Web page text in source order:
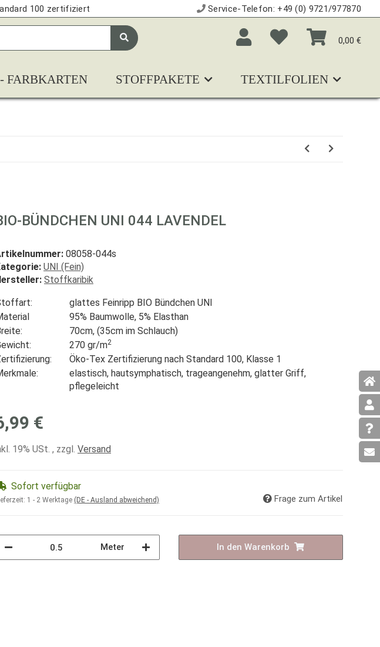
100 zertifiziert Service-Telefon: +49 (0) 9721/977870
0,00 €
FARBKARTEN STOFFPAKETE TEXTILFOLIEN
BÜNDCHEN UNI 044 LAVENDEL
08058-044s
UNI (Fein)
Stoffkaribik
glattes Feinripp BIO Bündchen UNI
95% Baumwolle, 5% Elasthan
70cm, (35cm im Schlauch)
270 gr/m2
Öko-Tex Zertifizierung nach Standard 100, Klasse 1
elastisch, hautsymphatisch, trageangenehm, glatter Griff,
pflegeleicht
€
19% USt. , zzgl. Versand
Sofort verfügbar
1 - 2 Werktage (DE - Ausland abweichend) Frage zum Artikel
Meter In den Warenkorb